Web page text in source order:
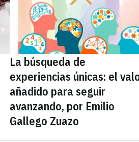
La búsqueda de
experiencias únicas: el
añadido para seguir
avanzando, por Emilio
Gallego Zuazo